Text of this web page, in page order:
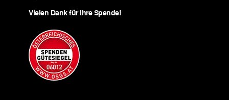
Vielen Dank für Ihre Spende!